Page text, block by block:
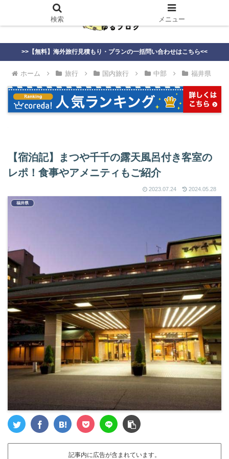
>>【無料】海外旅行見積もり・プランの一括問い合わせはこちら<<
ホーム 旅行 国内旅行 中部 福井県
【宿泊記】まつや千千の露天風呂付き客室の
レポ！食事やアメニティもご紹介
2023.07.24 2024.05.28
福井県
記事内に広告が含まれています。
検索 メニュー